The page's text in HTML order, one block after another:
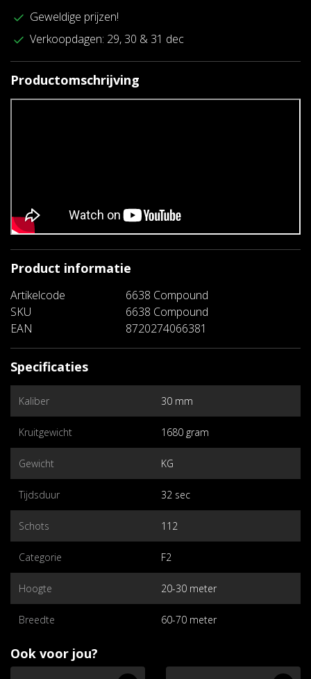
Geweldige prijzen!
Verkoopdagen: 29, 30 & 31 dec
Productomschrijving
Product informatie
Artikelcode
6638 Compound
SKU
6638 Compound
EAN
8720274066381
Specificaties
Kaliber 30 mm
Kruitgewicht 1680 gram
Gewicht KG
Tijdsduur 32 sec
Schots 112
Categorie F2
Hoogte 20-30 meter
Breedte 60-70 meter
Ook voor jou?